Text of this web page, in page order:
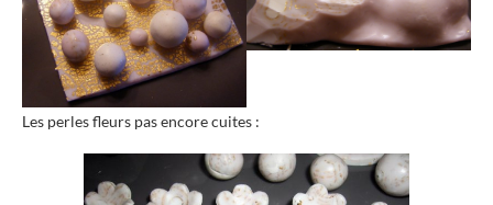
Les perles fleurs pas encore cuites :